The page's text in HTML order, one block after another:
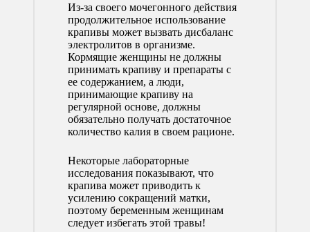
Из-за своего мочегонного действия
продолжительное использование
крапивы может вызвать дисбаланс
электролитов в организме.
Кормящие женщины не должны
принимать крапиву и препараты с
ее содержанием, а люди,
принимающие крапиву на
регулярной основе, должны
обязательно получать достаточное
количество калия в своем рационе.
Некоторые лабораторные
исследования показывают, что
крапива может приводить к
усилению сокращений матки,
поэтому беременным женщинам
следует избегать этой травы!